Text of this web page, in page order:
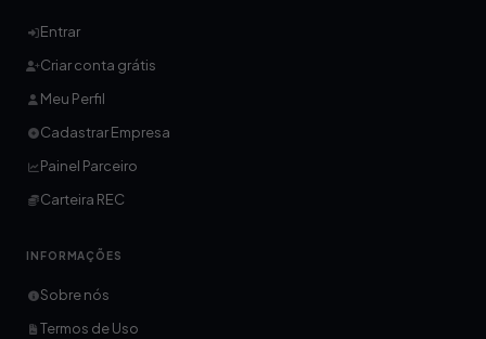
Entrar
Criar conta grátis
Meu Perfil
Cadastrar Empresa
Painel Parceiro
Carteira REC
INFORMAÇÕES
Sobre nós
Termos de Uso